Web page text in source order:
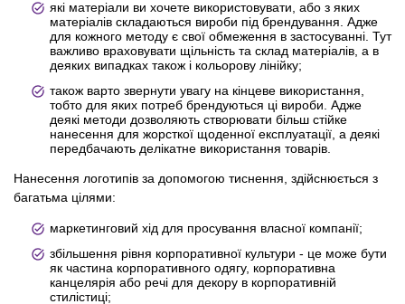
які матеріали ви хочете використовувати, або з яких
матеріалів складаються вироби під брендування. Адже
для кожного методу є свої обмеження в застосуванні. Тут
важливо враховувати щільність та склад матеріалів, а в
деяких випадках також і кольорову лінійку;
також варто звернути увагу на кінцеве використання,
тобто для яких потреб брендуються ці вироби. Адже
деякі методи дозволяють створювати більш стійке
нанесення для жорсткої щоденної експлуатації, а деякі
передбачають делікатне використання товарів.
Нанесення логотипів за допомогою тиснення, здійснюється з
багатьма цілями:
маркетинговий хід для просування власної компанії;
збільшення рівня корпоративної культури - це може бути
як частина корпоративного одягу, корпоративна
канцелярія або речі для декору в корпоративній
стилістиці;